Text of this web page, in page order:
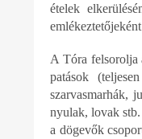
ételek
A Tóra felsorolja
patások
szarvasmarhák,
nyulak, lovak stb.
a dögevők